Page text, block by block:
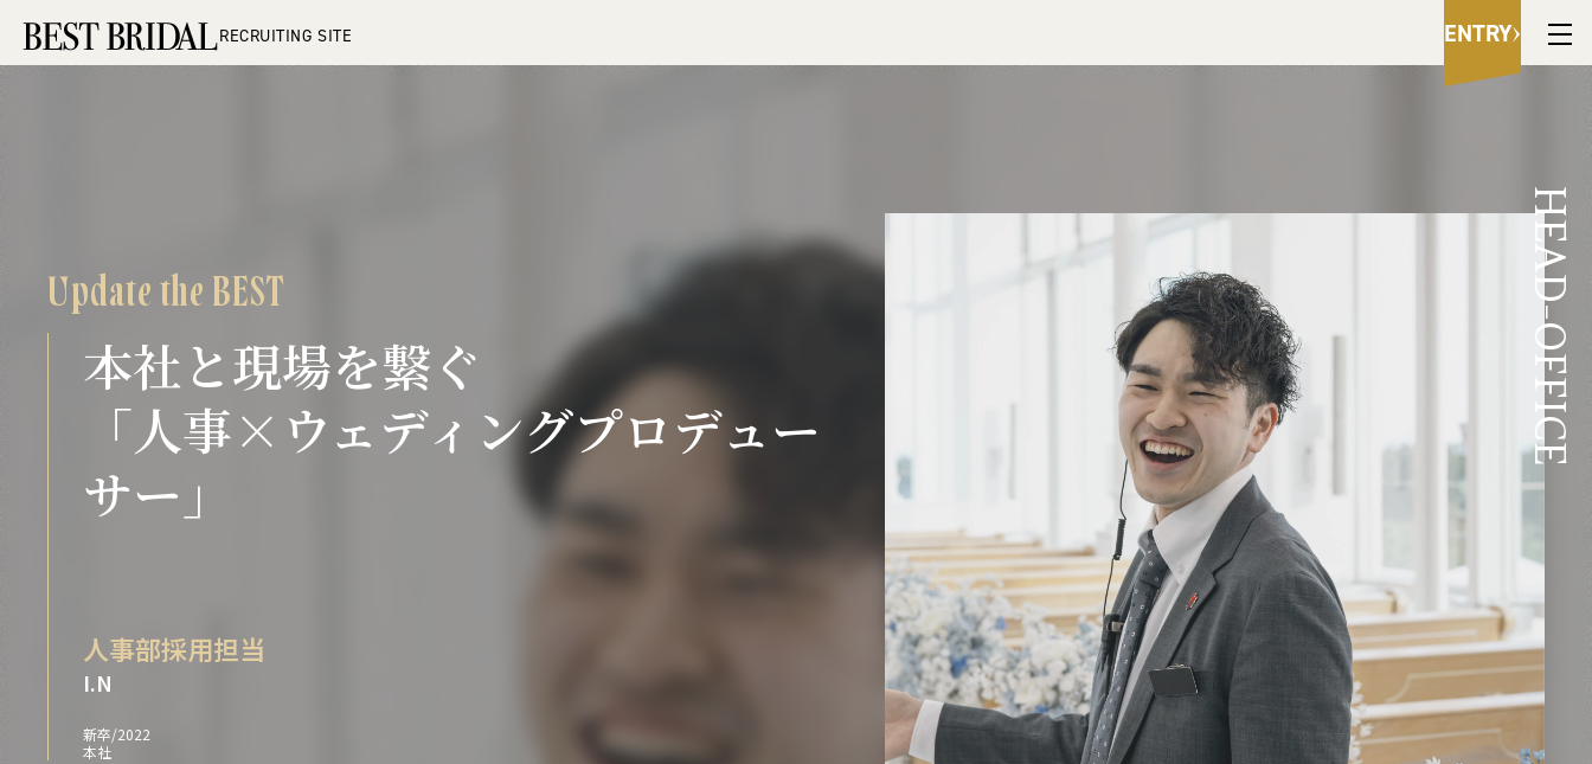
RECRUITING SITE
B
ENTRY
Update the BEST
本社と現場を繋ぐ
「人事×ウェディングプロデュー
サー」
人事部採用担当
I.N
新卒/2022
本社
HEAD-OFFICE